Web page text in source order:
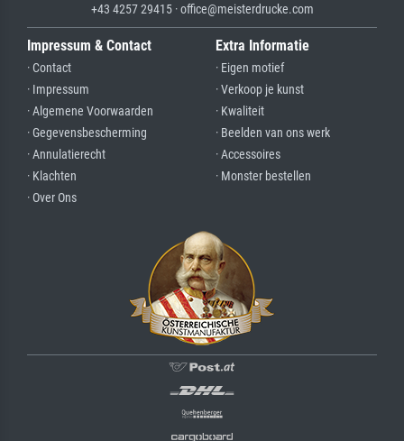
+43 4257 29415 · office@meisterdrucke.com
Impressum & Contact
· Contact
· Impressum
· Algemene Voorwaarden
· Gegevensbescherming
· Annulatierecht
· Klachten
· Over Ons
Extra Informatie
· Eigen motief
· Verkoop je kunst
· Kwaliteit
· Beelden van ons werk
· Accessoires
· Monster bestellen